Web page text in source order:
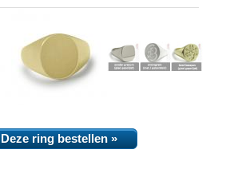
Deze ring bestellen »